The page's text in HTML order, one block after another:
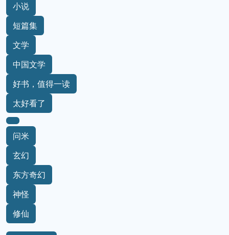
小说
短篇集
文学
中国文学
好书，值得一读
太好看了
问米
玄幻
东方奇幻
神怪
修仙